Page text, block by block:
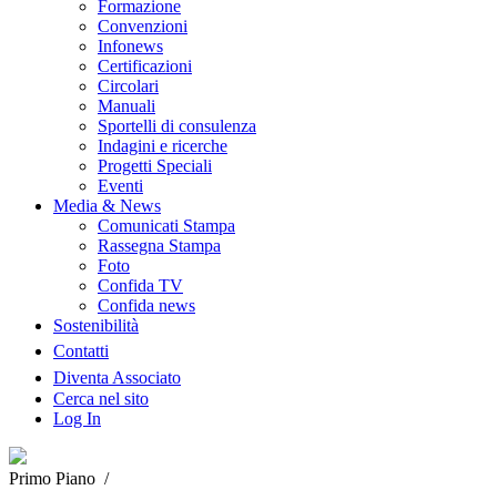
Formazione
Convenzioni
Infonews
Certificazioni
Circolari
Manuali
Sportelli di consulenza
Indagini e ricerche
Progetti Speciali
Eventi
Media & News
Comunicati Stampa
Rassegna Stampa
Foto
Confida TV
Confida news
Sostenibilità
Contatti
Diventa Associato
Cerca nel sito
Log In
Primo Piano /